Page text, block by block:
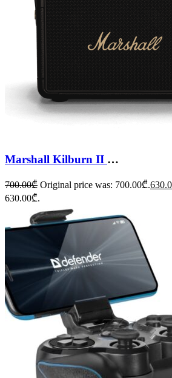
Marshall Kilburn II Bluetooth Speaker
700.00₾ Original price was: 700.00₾.
630.00₾.